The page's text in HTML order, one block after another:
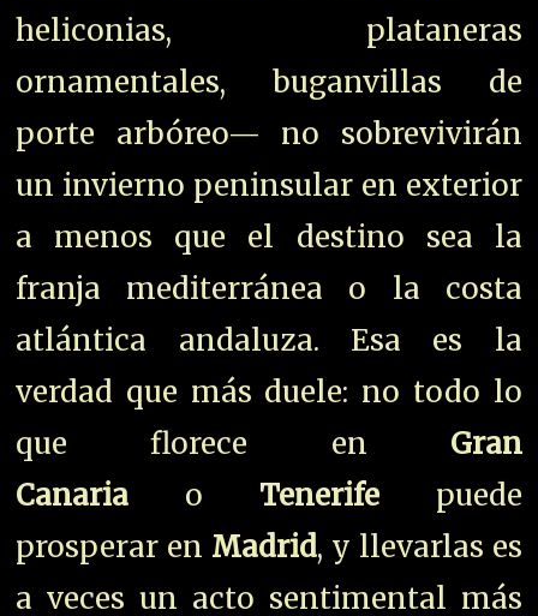
heliconias, plataneras
ornamentales, buganvillas de
porte arbóreo— no sobrevivirán
un invierno peninsular en exterior
a menos que el destino sea la
franja mediterránea o la costa
atlántica andaluza. Esa es la
verdad que más duele: no todo lo
que florece en Gran
Canaria o Tenerifepuede
prosperar en Madrid, y llevarlas es
a veces un acto sentimental más